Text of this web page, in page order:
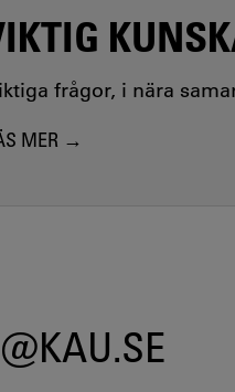
frågor, i nära
MER